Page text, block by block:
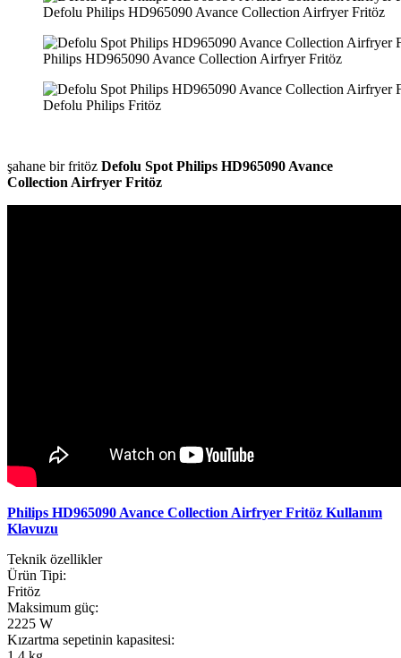
Defolu Philips HD965090 Avance Collection Airfryer Fritöz
Philips HD965090 Avance Collection Airfryer Fritöz
Defolu Philips Fritöz
şahane bir fritöz Defolu Spot Philips HD965090 Avance
Collection Airfryer Fritöz
Philips HD965090 Avance Collection Airfryer Fritöz Kullanım
Klavuzu
Teknik özellikler
Ürün Tipi:
Fritöz
Maksimum güç:
2225 W
Kızartma sepetinin kapasitesi: